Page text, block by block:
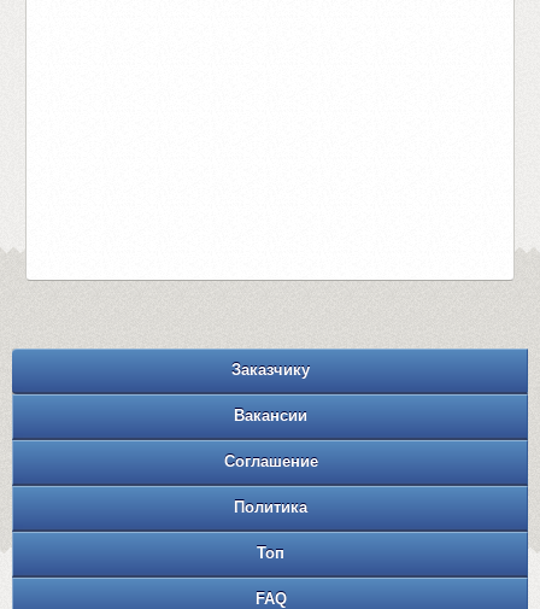
Заказчику
Вакансии
Соглашение
Политика
Топ
FAQ